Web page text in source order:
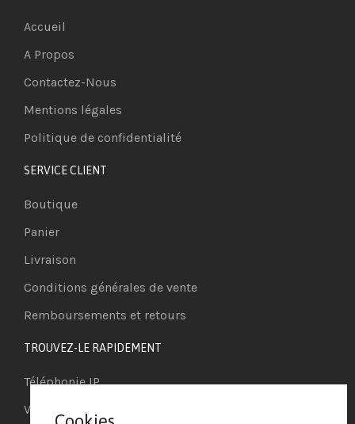
Accueil
A Propos
Contactez-Nous
Mentions légales
Politique de confidentialité
SERVICE CLIENT
Boutique
Panier
Livraison
Conditions générales de vente
Remboursements et retours
TROUVEZ-LE RAPIDEMENT
Téléphonie IP
Visioconférence